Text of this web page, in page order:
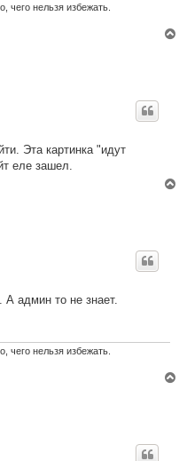
чего нельзя избежать.
Эта картинка "идут
еле зашел.
админ то не знает.
чего нельзя избежать.